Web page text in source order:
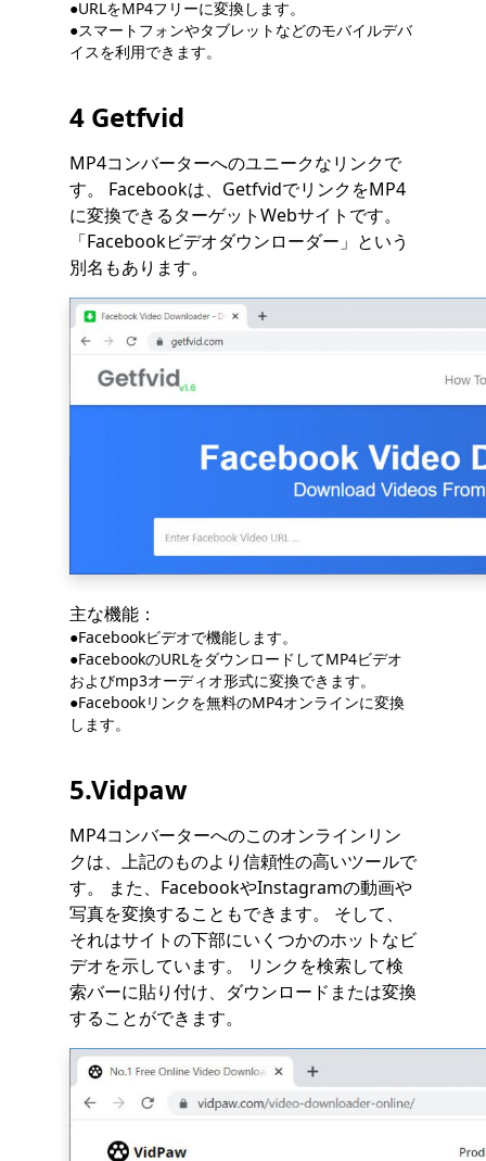
●URLをMP4フリーに変換します。
●スマートフォンやタブレットなどのモバイルデバ
イスを利用できます。
4 Getfvid
MP4コンバーターへのユニークなリンクで
す。 Facebookは、GetfvidでリンクをMP4
に変換できるターゲットWebサイトです。
「Facebookビデオダウンローダー」という
別名もあります。
主な機能：
●Facebookビデオで機能します。
●FacebookのURLをダウンロードしてMP4ビデオ
およびmp3オーディオ形式に変換できます。
●Facebookリンクを無料のMP4オンラインに変換
します。
5.Vidpaw
MP4コンバーターへのこのオンラインリン
クは、上記のものより信頼性の高いツールで
す。 また、FacebookやInstagramの動画や
写真を変換することもできます。 そして、
それはサイトの下部にいくつかのホットなビ
デオを示しています。 リンクを検索して検
索バーに貼り付け、ダウンロードまたは変換
することができます。